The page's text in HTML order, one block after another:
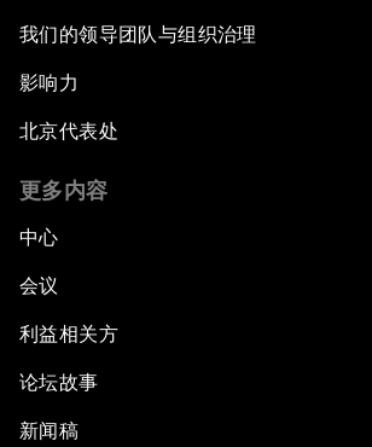
我们的领导团队与组织治理
影响力
北京代表处
更多内容
中心
会议
利益相关方
论坛故事
新闻稿